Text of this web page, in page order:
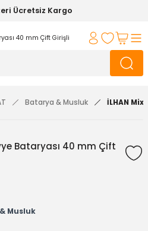
Ücretsiz Kargo
Batarya & Musluk İLHAN
Bataryası 40 mm Çift
Musluk